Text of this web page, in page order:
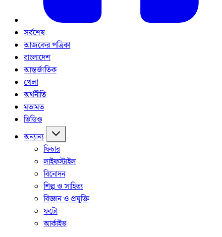
সর্বশেষ
আজকের পত্রিকা
বাংলাদেশ
আন্তর্জাতিক
খেলা
অর্থনীতি
মতামত
ভিডিও
অন্যান্য
ফিচার
লাইফস্টাইল
বিনোদন
শিল্প ও সাহিত্য
বিজ্ঞান ও প্রযুক্তি
ফটো
আর্কাইভ